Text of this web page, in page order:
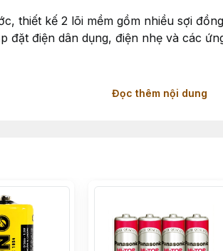
thiết kế 2 lõi mềm gồm nhiều sợi
đặt điện dân dụng, điện nhẹ và các
Đọc thêm nội dung